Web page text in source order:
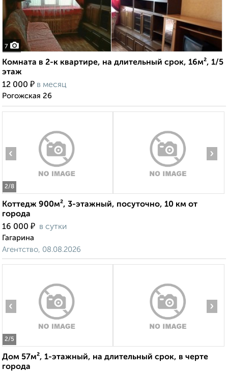
7
Комната в 2-к квартире, на длительный срок, 16м², 1/5
этаж
12 000 ₽ в месяц
Рогожская 26
2/8
‹ ›
Коттедж 900м², 3-этажный, посуточно, 10 км от
города
16 000 ₽ в сутки
Гагарина
Агентство, 08.08.2026
2/5
‹ ›
Дом 57м², 1-этажный, на длительный срок, в черте
города